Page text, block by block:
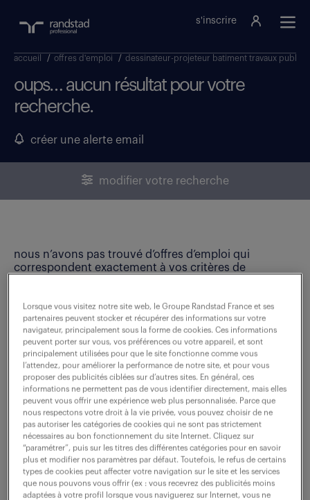
s'inscrire
accueil / offres d'emploi / dessinateur-projeteur batiment travaux publics
oups… aucun résultat pour votre
recherche.
créer une alerte email
modifier votre recherche
nous n’avons pas trouvé d’offres d’emploi qui
correspondent exactement à vos critères de
ne ratez aucune
opportunité.
recevez chaque semaine par mail les offres qui
correspondent à votre dernière recherche.
créer une alerte
Lorsque vous visitez notre site web, le Groupe Randstad France et ses
partenaires peuvent stocker et récupérer des informations sur votre
navigateur, principalement sous la forme de cookies. Ces informations
peuvent porter sur vous, vos préférences ou votre appareil, et sont
principalement utilisées pour que le site fonctionne comme vous
l’attendez, pour améliorer la performance de notre site, et pour vous
proposer des publicités ciblées sur d’autres sites. En général, ces
informations ne permettent pas de vous identifier directement, mais elles
peuvent vous offrir une expérience web plus personnalisée. Parce que
nous respectons votre droit à la vie privée, vous pouvez choisir de ne
pas autoriser les catégories de cookies qui ne sont pas strictement
nécessaires au bon fonctionnement du site Internet. Cliquez sur
“paramétrer”, puis sur les titres des différentes catégories pour en savoir
plus et modifier nos paramètres par défaut. Toutefois, le refus de certains
types de cookies peut affecter votre navigation sur le site et les services
que nous pouvons vous offrir (ex : vous recevrez des publicités moins
adaptées à votre profil lorsque vous naviguerez sur Internet, vous ne